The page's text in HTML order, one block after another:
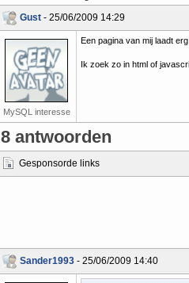
Gust - 25/06/2009 14:29
MySQL interesse
Een pagina van mij laadt
Ik zoek zo in html of
8 antwoorden
Gesponsorde links
Sander1993 - 25/06/2009 14:40